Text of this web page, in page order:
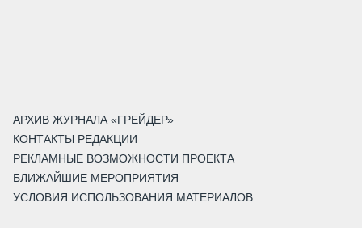
АРХИВ ЖУРНАЛА «ГРЕЙДЕР»
КОНТАКТЫ РЕДАКЦИИ
РЕКЛАМНЫЕ ВОЗМОЖНОСТИ ПРОЕКТА
БЛИЖАЙШИЕ МЕРОПРИЯТИЯ
УСЛОВИЯ ИСПОЛЬЗОВАНИЯ МАТЕРИАЛОВ